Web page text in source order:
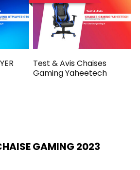
Test & Avis Chaises
Gaming Yaheetech
GAMING 2023